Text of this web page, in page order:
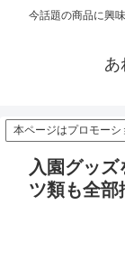
今話題の商品に興
あ
本ページはプロモー
入園グッ
ツ類も全部